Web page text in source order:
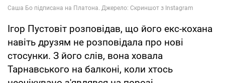
Ігор Пустовіт розповідав, що його екс-кохана
навіть друзям не розповідала про нові
стосунки. З його слів, вона ховала
Тарнавського на балконі, коли хтось